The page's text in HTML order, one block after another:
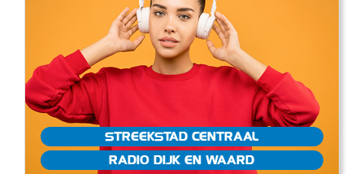
STREEKSTAD CENTRAAL
RADIO DIJK EN WAARD